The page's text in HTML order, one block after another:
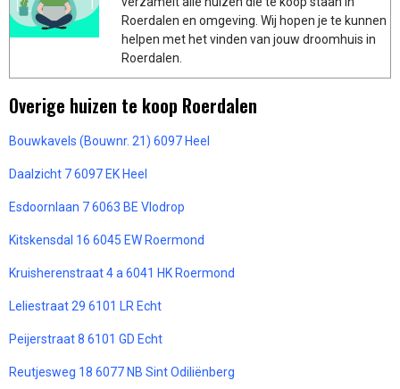
Roerdalen en omgeving. Wij hopen je te kunnen
helpen met het vinden van jouw droomhuis in
Roerdalen.
Overige huizen te koop Roerdalen
Bouwkavels (Bouwnr. 21) 6097 Heel
Daalzicht 7 6097 EK Heel
Esdoornlaan 7 6063 BE Vlodrop
Kitskensdal 16 6045 EW Roermond
Kruisherenstraat 4 a 6041 HK Roermond
Leliestraat 29 6101 LR Echt
Peijerstraat 8 6101 GD Echt
Reutjesweg 18 6077 NB Sint Odiliënberg